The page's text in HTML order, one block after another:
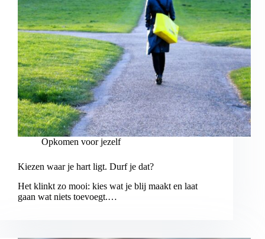
Opkomen voor jezelf
Kiezen waar je hart ligt. Durf je dat?
Het klinkt zo mooi: kies wat je blij maakt en laat
gaan wat niets toevoegt.…